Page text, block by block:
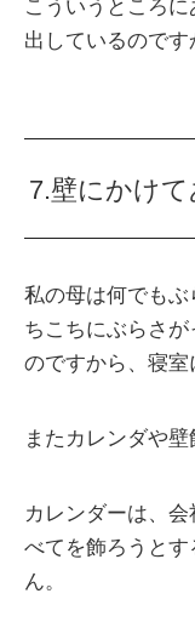
こういうところ
出しているのです
7.壁にかけ
私の母は何でも
ちこちにぶらさ
のですから、寝室
またカレンダや壁
カレンダーは、
べてを飾ろうと
ん。